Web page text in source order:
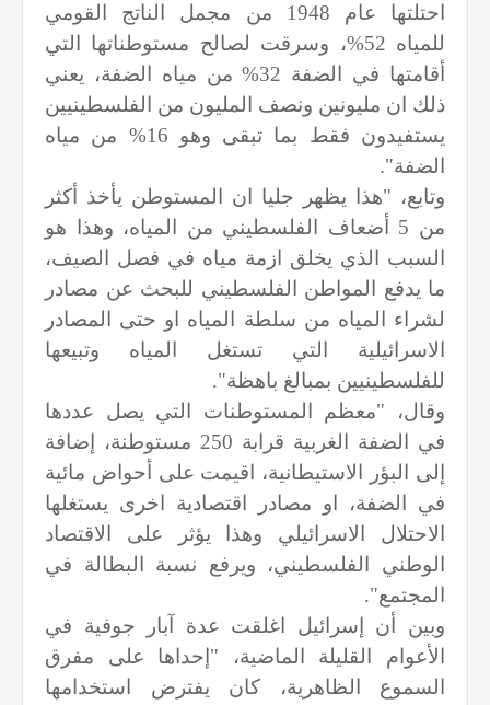
احتلتها عام 1948 من مجمل الناتج القومي
للمياه 52%، وسرقت لصالح مستوطناتها التي
أقامتها في الضفة 32% من مياه الضفة، يعني
ذلك ان مليونين ونصف المليون من الفلسطينيين
يستفيدون فقط بما تبقى وهو 16% من مياه
الضفة".
وتابع، "هذا يظهر جليا ان المستوطن يأخذ أكثر
من 5 أضعاف الفلسطيني من المياه، وهذا هو
السبب الذي يخلق ازمة مياه في فصل الصيف،
ما يدفع المواطن الفلسطيني للبحث عن مصادر
لشراء المياه من سلطة المياه او حتى المصادر
الاسرائيلية التي تستغل المياه وتبيعها
للفلسطينيين بمبالغ باهظة".
وقال، "معظم المستوطنات التي يصل عددها
في الضفة الغربية قرابة 250 مستوطنة، إضافة
إلى البؤر الاستيطانية، اقيمت على أحواض مائية
في الضفة، او مصادر اقتصادية اخرى يستغلها
الاحتلال الاسرائيلي وهذا يؤثر على الاقتصاد
الوطني الفلسطيني، ويرفع نسبة البطالة في
المجتمع".
وبين أن إسرائيل اغلقت عدة آبار جوفية في
الأعوام القليلة الماضية، "إحداها على مفرق
السموع الظاهرية، كان يفترض استخدامها